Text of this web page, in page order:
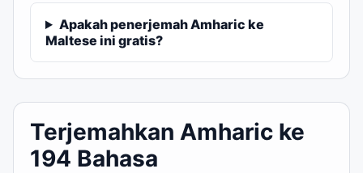
Apakah penerjemah Amharic ke
Maltese ini gratis?
Terjemahkan Amharic ke
194 Bahasa